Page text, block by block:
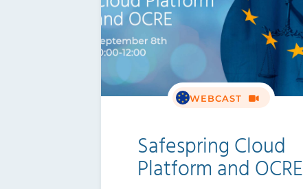
WEBCAST
Safespring Cloud
Platform and OCRE